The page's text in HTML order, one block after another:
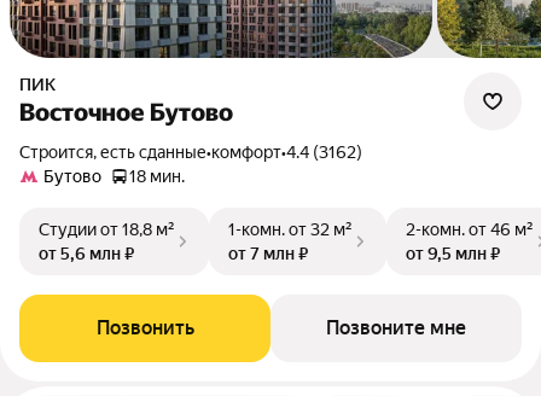
ПИК
Восточное Бутово
Строится, есть сданные•комфорт•4.4 (3162)
Бутово
18 мин.
Студииот 18,8 м²
от 5,6 млн ₽
1-комн.от 32 м²
от 7 млн ₽
2-комн.от 46 м²
от 9,5 млн ₽
Позвонить Позвоните мне